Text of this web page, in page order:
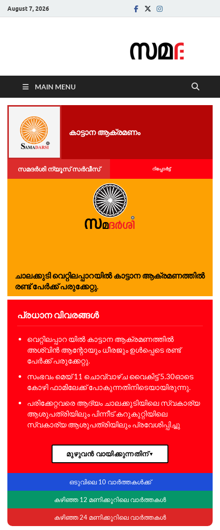
August 7, 2026
MAIN MENU
കാട്ടാന ആക്രമണം
സമദർശി ന്യൂസ് സർവീസ് റിപ്പോര്‍ട്ട്
ചാലക്കുടി വെറ്റിലപ്പാറയില്‍ കാട്ടാന ആക്രമണത്തില്‍
രണ്ട് പേര്‍ക്ക് പരുക്കേറ്റു.
പ്രധാന വിവരങ്ങൾ
വെറ്റിലപ്പാറ യില്‍ കാട്ടാന ആക്രമണത്തില്‍
അശ്വിന്‍ ആന്റോയും ധീരജും ഉള്‍പ്പെടെ രണ്ട്
പേര്‍ക്ക് പരുക്കേറ്റു.
സംഭവം മെയ് 11 ചൊവ്വാഴ്ച വൈകിട്ട് 5.30ഓടെ
കോഴി ഫാമിലേക്ക് പോകുന്നതിനിടെയായിരുന്നു.
പരിക്കേറ്റവരെ ആദ്യം ചാലക്കുടിയിലെ സ്വകാര്യ
ആശുപത്രിയിലും പിന്നീട് കറുകുറ്റിയിലെ
സ്വകാര്യ ആശുപത്രിയിലും പ്രവേശിപ്പിച്ചു
മുഴുവൻ വായിക്കുന്നതിന്▼
ഒടുവിലെ 10 വാർത്തകൾക്ക്
കഴിഞ്ഞ 12 മണിക്കൂറിലെ വാർത്തകൾ
കഴിഞ്ഞ 24 മണിക്കൂറിലെ വാർത്തകൾ